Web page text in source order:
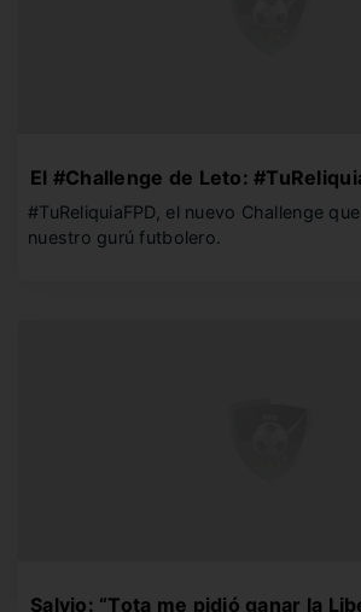
El #Challenge de Leto:
#TuReliquiaFPD, el nuevo Challenge
nuestro gurú futbolero.
Salvio: “Tota me pidió ganar la